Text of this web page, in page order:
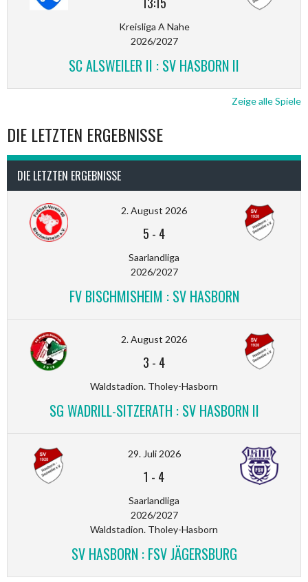
Kreisliga A Nahe
2026/2027
SC ALSWEILER II : SV HASBORN II
Zeige alle Spiele
DIE LETZTEN ERGEBNISSE
DIE LETZTEN ERGEBNISSE
2. August 2026
5 - 4
Saarlandliga
2026/2027
FV BISCHMISHEIM : SV HASBORN
2. August 2026
3 - 4
Waldstadion. Tholey-Hasborn
SG WADRILL-SITZERATH : SV HASBORN II
29. Juli 2026
1 - 4
Saarlandliga
2026/2027
Waldstadion. Tholey-Hasborn
SV HASBORN : FSV JÄGERSBURG